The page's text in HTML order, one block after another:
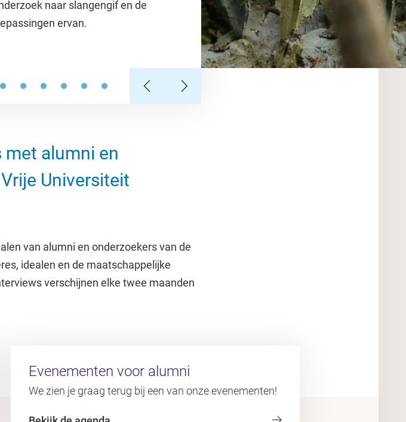
naar slangengif en de
ervan.
1
Slide 2Slide 3Slide 4Slide 5Slide 6Slide 7
met alumni en
Universiteit
van alumni en onderzoekers van de
idealen en de maatschappelijke
verschijnen elke twee maanden
Evenementen voor alumni
We zien je graag terug bij een van onze evenementen!